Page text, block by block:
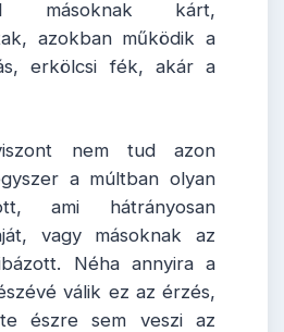
másoknak kárt,
azokban működik a
erkölcsi fék, akár a
nem tud azon
a múltban olyan
ami hátrányosan
vagy másoknak az
Néha annyira a
válik ez az érzés,
észre sem veszi az